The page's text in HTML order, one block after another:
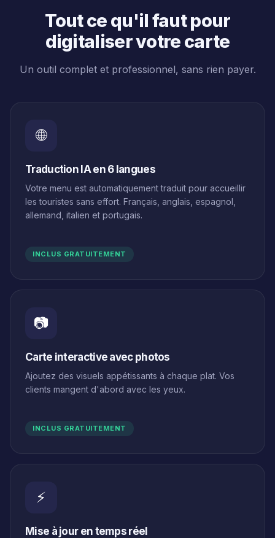
Tout ce qu'il faut pour
digitaliser votre carte
Un outil complet et professionnel, sans rien payer.
🌐
Traduction IA en 6 langues
Votre menu est automatiquement traduit pour accueillir
les touristes sans effort. Français, anglais, espagnol,
allemand, italien et portugais.
INCLUS GRATUITEMENT
📷
Carte interactive avec photos
Ajoutez des visuels appétissants à chaque plat. Vos
clients mangent d'abord avec les yeux.
INCLUS GRATUITEMENT
⚡
Mise à jour en temps réel